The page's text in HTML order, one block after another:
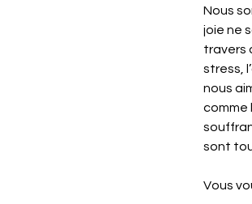
Nous
joie ne
travers
stress,
nous
comme
sont
Vous